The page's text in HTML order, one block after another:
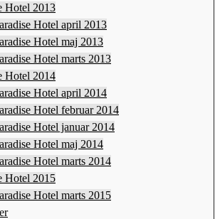
Hotel 2013
Hotel april 2013
Hotel maj 2013
Hotel marts 2013
Hotel 2014
Hotel april 2014
Hotel februar 2014
Hotel januar 2014
Hotel maj 2014
Hotel marts 2014
Hotel 2015
Hotel marts 2015